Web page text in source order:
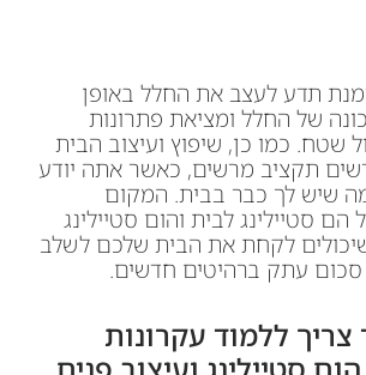
תדע לעצב את החלל באופן
של החלל ומציאת פתרונות
שטח. כמו כן, שיפוץ ועיצוב הבית
תקציב מרשים, כאשר אתה יודע
שיש לך כבר בבית. המקום
הם סטיילינג לבית והום סטיילינג
שיכולים לקחת את הבית שלכם לשלב
סכום עתק ברהיטים חדשים.
ללמוד עקרונות